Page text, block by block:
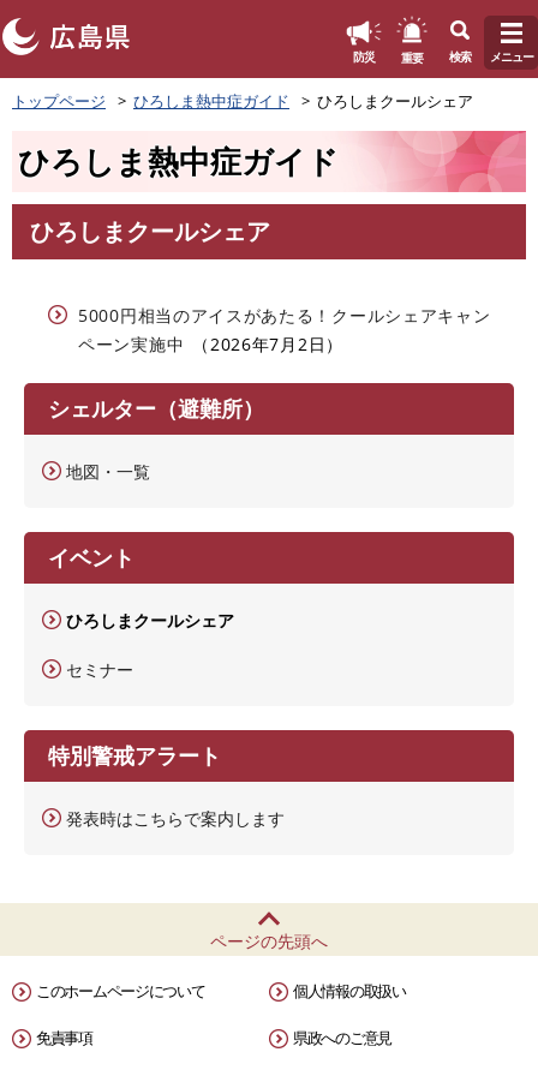
ペ
ー
頭
す
防災 重要 検索 メニュー
トップページ ひろしま熱中症ガイド ひろしまクールシェア
ひろしま熱中症ガイド
文
ひろしまクールシェア
5000円相当のアイスがあたる！クールシェアキャン
ペーン実施中
2026年7月2日
シェルター（避難所）
地図・一覧
イベント
ひろしまクールシェア
セミナー
特別警戒アラート
発表時はこちらで案内します
ページの先頭へ
このホームページについて 個人情報の取扱い
免責事項 県政へのご意見